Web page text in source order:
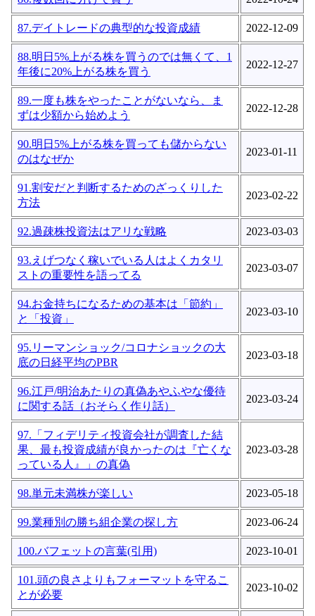
87.デイトレードの典型的な投資成績 2022-12-09
88.明日5%上がる株を買うのでは無くて、1
年後に20%上がる株を買う
2022-12-27
89.一度も株をやったことがないなら、ま
ずは少額から始めよう
2022-12-28
90.明日5%上がる株を買っても儲からない
のはなぜか
2023-01-11
91.割安だと判断するためのざっくりした
方法
2023-02-22
92.過疎株投資法はアリな戦略 2023-03-03
93.えげつなく稼いでいる人はよくカタリ
ストの重要性を語ってる
2023-03-07
94.お金持ちになるための基本は「節約」
と「投資」
2023-03-10
95.リーマンショック/コロナショックの大
底の日経平均のPBR
2023-03-18
96.江戸/明治あたりの真偽あやふやな優待
に関する話（おそらく作り話）
2023-03-24
97.「フィデリティ投資会社が調査した結
果、最も投資成績が良かったのは『亡くな
っている人』」の真偽
2023-03-28
98.単元未満株が楽しい 2023-05-18
99.業種別の勝ち組企業の探し方 2023-06-24
100.バフェットの言葉(引用) 2023-10-01
101.頭の良さよりもフォーマットを守るこ
とが必要
2023-10-02